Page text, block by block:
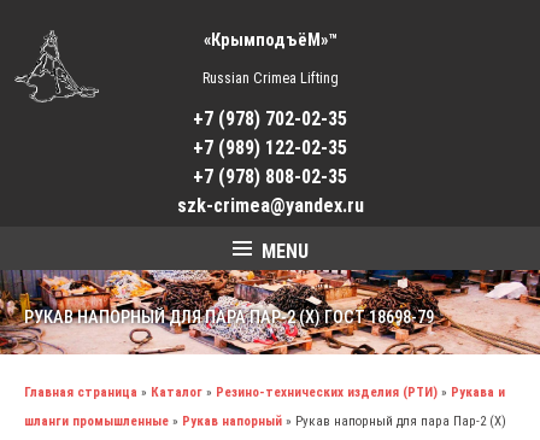
«КрымподъёМ»™
Russian Crimea Lifting
+7 (978) 702-02-35
+7 (989) 122-02-35
+7 (978) 808-02-35
szk-crimea@yandex.ru
MENU
РУКАВ НАПОРНЫЙ ДЛЯ ПАРА ПАР-2 (X) ГОСТ 18698-79
Главная страница » Каталог » Резино-технических изделия (РТИ) » Рукава и
шланги промышленные » Рукав напорный » Рукав напорный для пара Пар-2 (X)